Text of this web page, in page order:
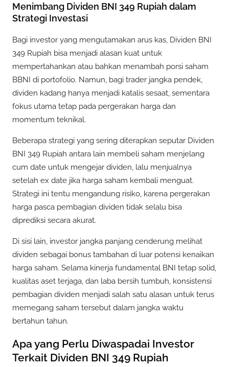
Menimbang Dividen BNI 349 Rupiah dalam
Strategi Investasi
Bagi investor yang mengutamakan arus kas, Dividen BNI
349 Rupiah bisa menjadi alasan kuat untuk
mempertahankan atau bahkan menambah porsi saham
BBNI di portofolio. Namun, bagi trader jangka pendek,
dividen kadang hanya menjadi katalis sesaat, sementara
fokus utama tetap pada pergerakan harga dan
momentum teknikal.
Beberapa strategi yang sering diterapkan seputar Dividen
BNI 349 Rupiah antara lain membeli saham menjelang
cum date untuk mengejar dividen, lalu menjualnya
setelah ex date jika harga saham kembali menguat.
Strategi ini tentu mengandung risiko, karena pergerakan
harga pasca pembagian dividen tidak selalu bisa
diprediksi secara akurat.
Di sisi lain, investor jangka panjang cenderung melihat
dividen sebagai bonus tambahan di luar potensi kenaikan
harga saham. Selama kinerja fundamental BNI tetap solid,
kualitas aset terjaga, dan laba bersih tumbuh, konsistensi
pembagian dividen menjadi salah satu alasan untuk terus
memegang saham tersebut dalam jangka waktu
bertahun tahun.
Apa yang Perlu Diwaspadai Investor
Terkait Dividen BNI 349 Rupiah